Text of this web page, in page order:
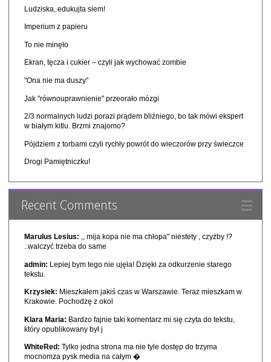
Ludziska, edukujta siem!
Imperium z papieru
To nie minęło
Ekran, tęcza i cukier – czyli jak wychować zombie
"Ona nie ma duszy"
Jak "równouprawnienie" przeorało mózgi
2/3 normalnych ludzi porazi prądem bliźniego, bo tak mówi ekspert
w białym kitlu. Brzmi znajomo?
Pójdziem z torbami czyli rychły powrót do wieczorów przy świeczce
Drogi Pamiętniczku!
Recent Comments
Marulus Lesius: ,, mija kopa nie ma chłopa" niestety , czyżby !?
..walczyć trzeba do same
admin: Lepiej bym tego nie ujęła! Dzięki za odkurzenie starego
tekstu.
Krzysiek: Mieszkałem jakiś czas w Warszawie. Teraz mieszkam w
Krakowie. Pochodzę z okol
Klara Maria: Bardzo fajnie taki komentarz mi się czyta do tekstu,
który opublikowany był j
WhiteRed: Tylko jedna strona ma nie tyle dostęp do trzyma
mocnomza pysk media na całym �